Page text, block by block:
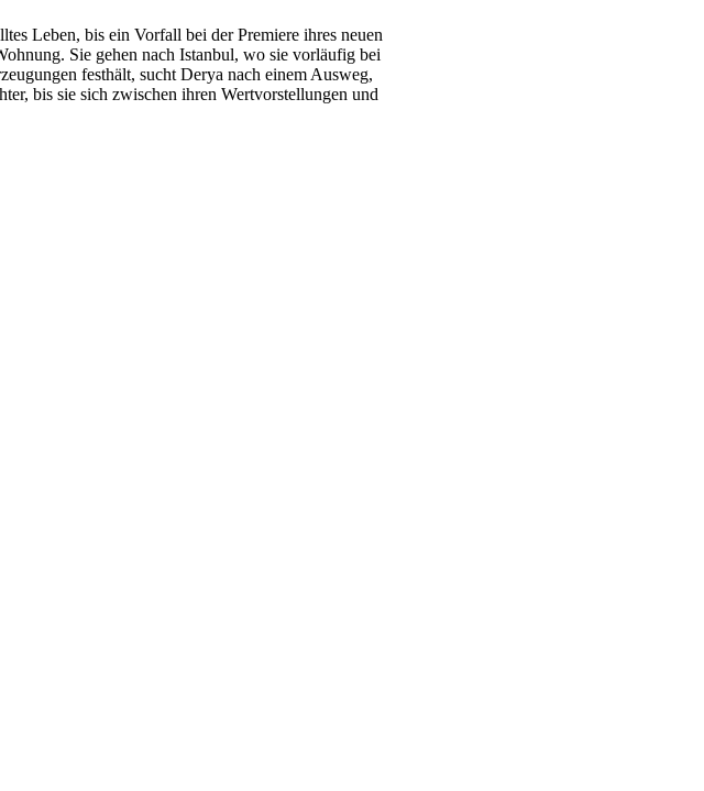
Leben, bis ein Vorfall bei der Premiere ihres neuen
Sie gehen nach Istanbul, wo sie vorläufig bei
festhält, sucht Derya nach einem Ausweg,
bis sie sich zwischen ihren Wertvorstellungen und